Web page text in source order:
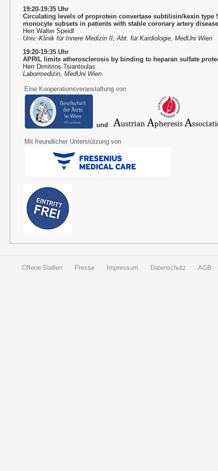
19:20-19:35 Uhr
Circulating levels of proprotein convertase subtilisin/kexin type
monocyte subsets in patients with stable coronary artery
Herr Walter Speidl
Univ.-Klinik für Innere Medizin II, Abt. für Kardiologie, MedUni Wien
19:20-19:35 Uhr
APRIL limits atherosclerosis by binding to heparan sulfate
Herr Dimitrios Tsiantoulas
Labormedizin, MedUni Wien
Eine Kooperationsveranstaltung von
und
Mit freundlicher Unterstützung von
Offene Stellen Presse Impressum Datenschutz AGB